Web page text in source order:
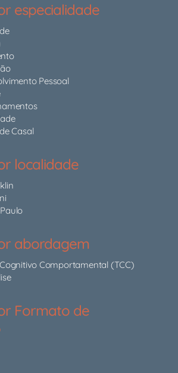
especialidade
Pessoal
Casal
localidade
abordagem
Comportamental (TCC)
Formato de